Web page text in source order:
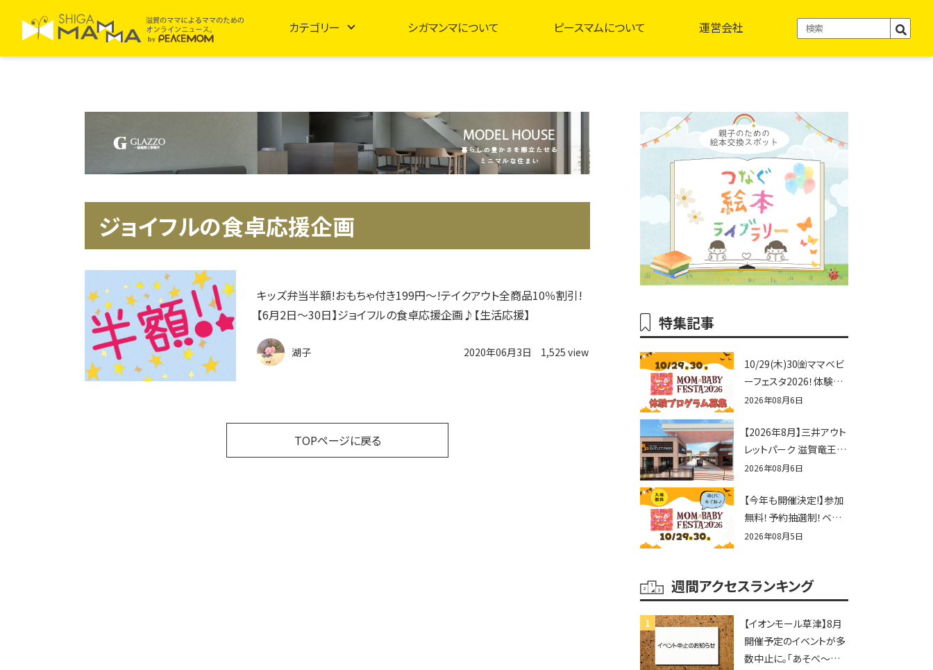
カテゴリー シガマンマについて ピースマムについて 運営会社
ジョイフルの食卓応援企画
キッズ弁当半額!おもちゃ付き199円～!テイクアウト全商品10％割引!
【6月2日～30日】ジョイフルの食卓応援企画♪【生活応援】
湖子 2020年06月3日 1,525 view
TOPページに戻る
特集記事
10/29(木)30㈮ママベビ
ーフェスタ2026！体験プ
ログラム募集♪赤ちゃん
せんか？
2026年08月6日
【2026年8月】三井アウト
レットパーク 滋賀竜王の
夏休みイベントまとめ！
辛グルメ・フォトコンテス
トまで盛りだくさん！
2026年08月6日
【今年も開催決定!】参加
無料！予約抽選制！ベビ
ーファミリー必見☆入場
2026！親子で楽しもう
♪inピエリ守山
2026年08月5日
週間アクセスランキング
【イオンモール草津】8月
開催予定のイベントが多
数中止に。「あそべ〜る